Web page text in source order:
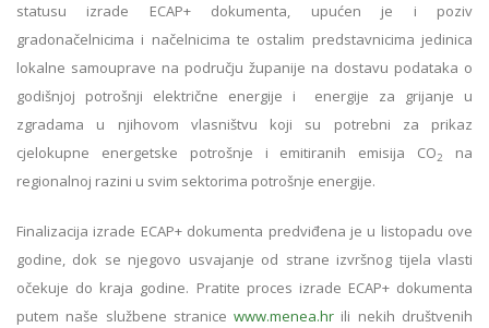
statusu izrade ECAP+ dokumenta, upućen je i poziv
gradonačelnicima i načelnicima te ostalim predstavnicima jedinica
lokalne samouprave na području županije na dostavu podataka o
godišnjoj potrošnji električne energije i energije za grijanje u
zgradama u njihovom vlasništvu koji su potrebni za prikaz
cjelokupne energetske potrošnje i emitiranih emisija CO2
na
regionalnoj razini u svim sektorima potrošnje energije.
Finalizacija izrade ECAP+ dokumenta predviđena je u listopadu ove
godine, dok se njegovo usvajanje od strane izvršnog tijela vlasti
očekuje do kraja godine. Pratite proces izrade ECAP+ dokumenta
putem naše službene stranicewww.menea.hr ili nekih društvenih